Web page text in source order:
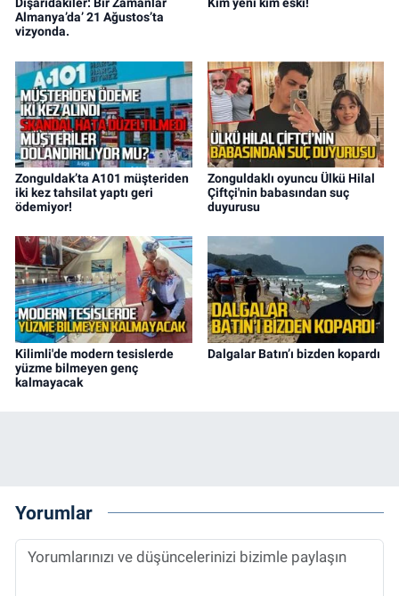
Almanya’da’ 21 Ağustos’ta
vizyonda.
Zonguldak’ta A101 müşteriden
iki kez tahsilat yaptı geri
ödemiyor!
Zonguldaklı oyuncu Ülkü Hilal
Çiftçi'nin babasından suç
duyurusu
Kilimli'de modern tesislerde
yüzme bilmeyen genç
kalmayacak
Dalgalar Batın’ı bizden kopardı
Yorumlar